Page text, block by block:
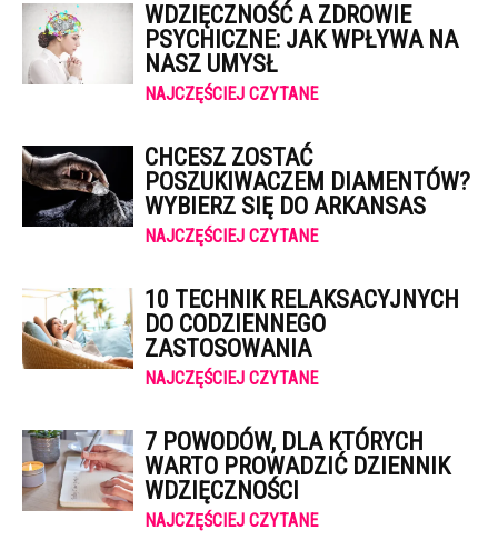
WDZIĘCZNOŚĆ A ZDROWIE
PSYCHICZNE: JAK WPŁYWA NA
NASZ UMYSŁ
NAJCZĘŚCIEJ CZYTANE
CHCESZ ZOSTAĆ
POSZUKIWACZEM DIAMENTÓW?
WYBIERZ SIĘ DO ARKANSAS
NAJCZĘŚCIEJ CZYTANE
10 TECHNIK RELAKSACYJNYCH
DO CODZIENNEGO
ZASTOSOWANIA
NAJCZĘŚCIEJ CZYTANE
7 POWODÓW, DLA KTÓRYCH
WARTO PROWADZIĆ DZIENNIK
WDZIĘCZNOŚCI
NAJCZĘŚCIEJ CZYTANE